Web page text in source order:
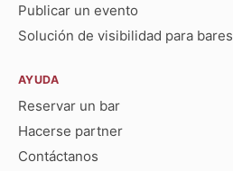
Publicar un evento
Solución de visibilidad para bares
AYUDA
Reservar un bar
Hacerse partner
Contáctanos